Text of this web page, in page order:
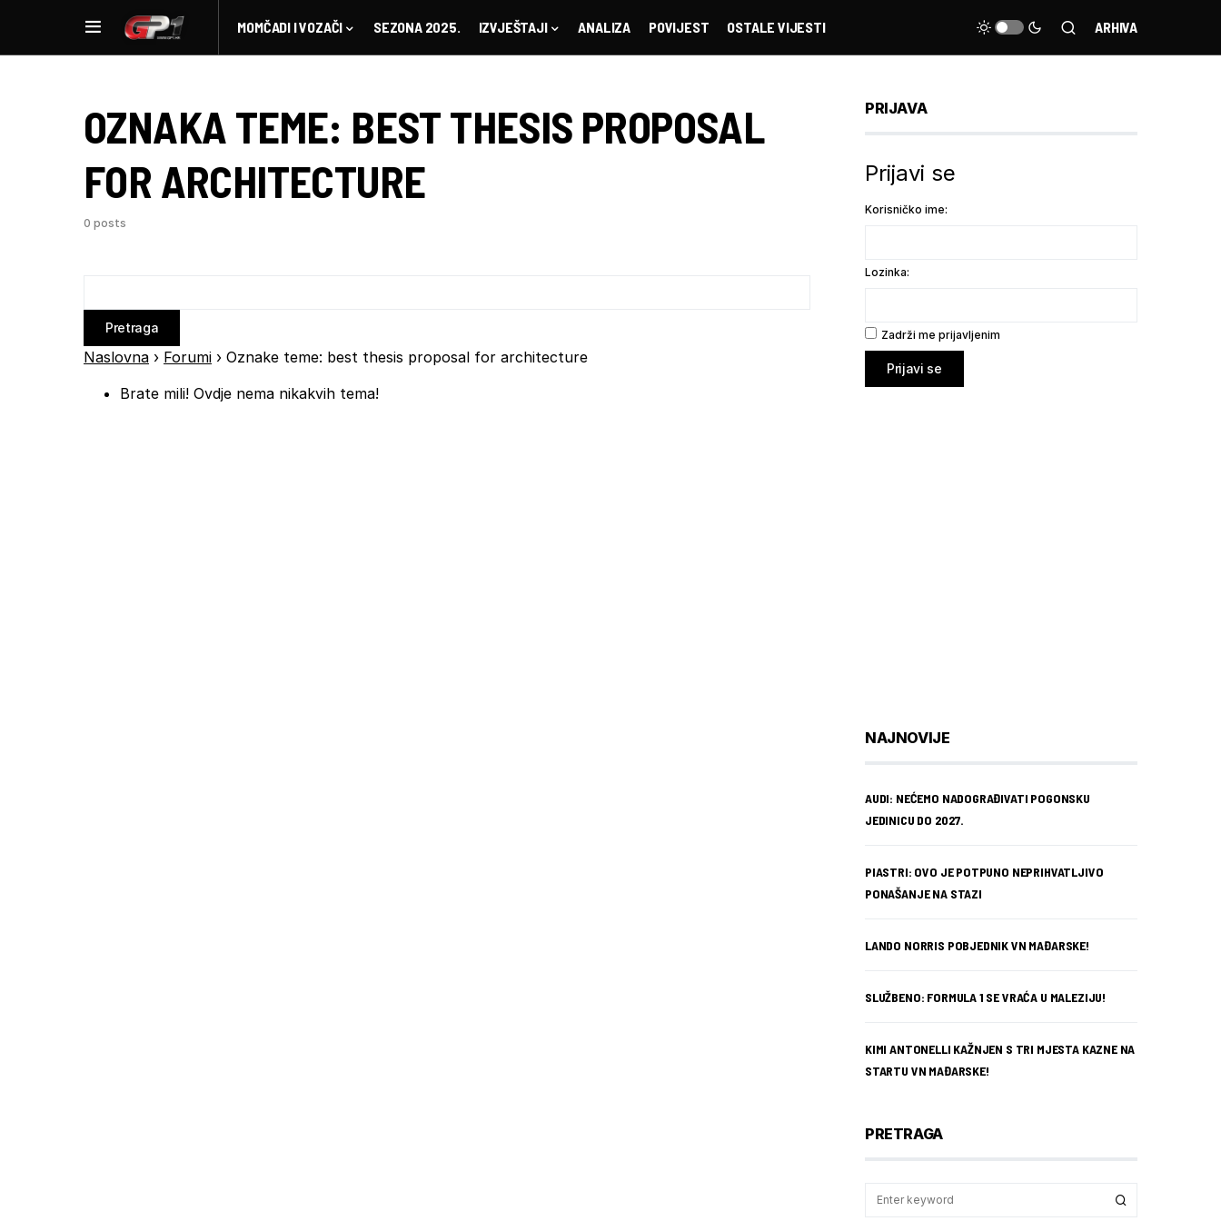
MOMČADI I VOZAČI SEZONA 2025. IZVJEŠTAJI ANALIZA POVIJEST OSTALE VIJESTI ARHIVA
OZNAKA TEME: BEST THESIS PROPOSAL
FOR ARCHITECTURE
0 posts
Naslovna › Forumi › Oznake teme: best thesis proposal for architecture
Brate mili! Ovdje nema nikakvih tema!
PRIJAVA
Prijavi se
Korisničko ime:
Lozinka:
Zadrži me prijavljenim
Prijavi se
NAJNOVIJE
AUDI: NEĆEMO NADOGRAĐIVATI POGONSKU
JEDINICU DO 2027.
PIASTRI: OVO JE POTPUNO NEPRIHVATLJIVO
PONAŠANJE NA STAZI
LANDO NORRIS POBJEDNIK VN MAĐARSKE!
SLUŽBENO: FORMULA 1 SE VRAĆA U MALEZIJU!
KIMI ANTONELLI KAŽNJEN S TRI MJESTA KAZNE NA
STARTU VN MAĐARSKE!
PRETRAGA